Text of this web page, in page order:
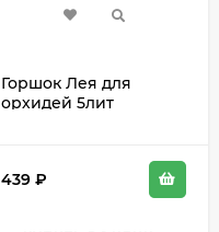
Горшок Лея для
орхидей 5лит
439 ₽